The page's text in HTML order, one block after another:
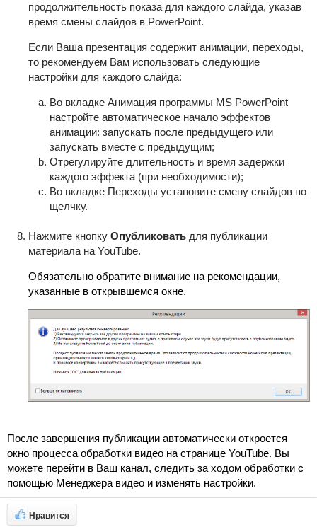
продолжительность показа для каждого слайда, указав
время смены слайдов в PowerPoint.
Если Ваша презентация содержит анимации, переходы,
то рекомендуем Вам использовать следующие
настройки для каждого слайда:
Во вкладке Анимация программы MS PowerPoint
настройте автоматическое начало эффектов
анимации: запускать после предыдущего или
запускать вместе с предыдущим;
Отрегулируйте длительность и время задержки
каждого эффекта (при необходимости);
Во вкладке Переходы установите смену слайдов по
щелчку.
Нажмите кнопку Опубликоватьдля публикации
материала на YouTube.
Обязательно обратите внимание на рекомендации,
указанные в открывшемся окне.
После завершения публикации автоматически откроется
окно процесса обработки видео на странице YouTube. Вы
можете перейти в Ваш канал, следить за ходом обработки с
помощью Менеджера видео и изменять настройки.
Нравится